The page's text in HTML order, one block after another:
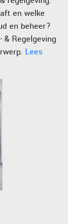
en welke
en beheer?
& Regelgeving
Lees